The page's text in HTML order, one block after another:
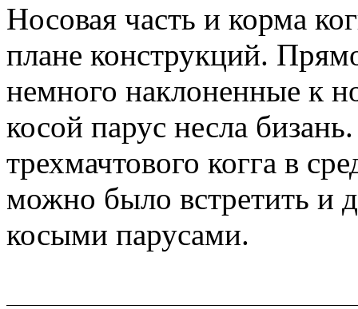
Носовая часть и корма
плане конструкций.
немного наклоненные к
косой парус несла
трехмачтового когга в
можно было встретить и
косыми парусами.